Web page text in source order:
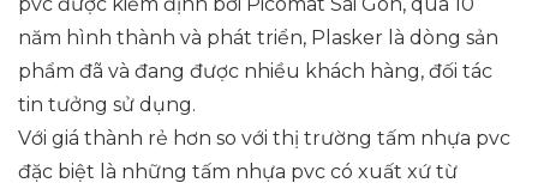
năm hình thành và phát triển, Plasker là dòng sản
phẩm đã và đang được nhiều khách hàng, đối tác
tin tưởng sử dụng.
Với giá thành rẻ hơn so với thị trường tấm nhựa pvc
đặc biệt là những tấm nhựa pvc có xuất xứ từ